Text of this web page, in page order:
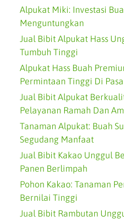
Alpukat Miki: Investasi
Menguntungkan
Jual Bibit Alpukat Hass
Tumbuh Tinggi
Alpukat Hass Buah
Permintaan Tinggi Di
Jual Bibit Alpukat
Pelayanan Ramah Dan
Tanaman Alpukat: Buah
Segudang Manfaat
Jual Bibit Kakao Unggul
Panen Berlimpah
Pohon Kakao: Tanaman
Bernilai Tinggi
Jual Bibit Rambutan